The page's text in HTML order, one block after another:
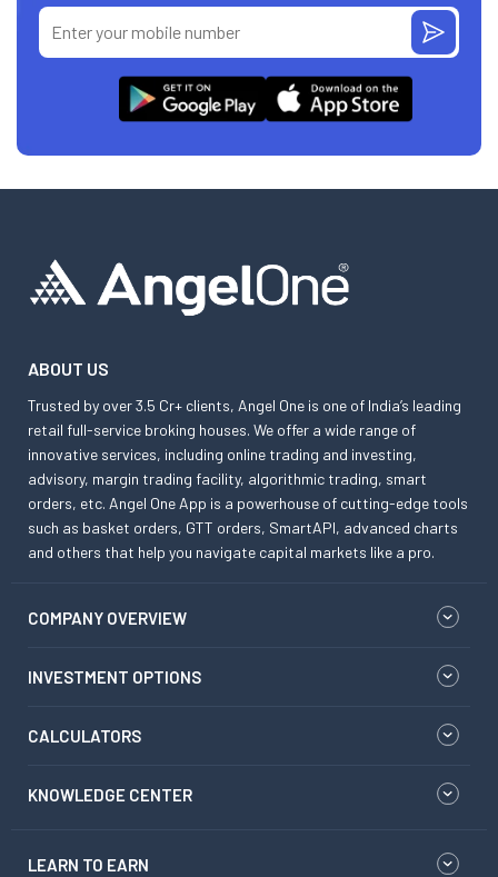
ABOUT US
Trusted by over 3.5 Cr+ clients, Angel One is one of India’s leading
retail full-service broking houses. We offer a wide range of
innovative services, including online trading and investing,
advisory, margin trading facility, algorithmic trading, smart
orders, etc. Angel One App is a powerhouse of cutting-edge tools
such as basket orders, GTT orders, SmartAPI, advanced charts
and others that help you navigate capital markets like a pro.
COMPANY OVERVIEW
INVESTMENT OPTIONS
CALCULATORS
KNOWLEDGE CENTER
LEARN TO EARN